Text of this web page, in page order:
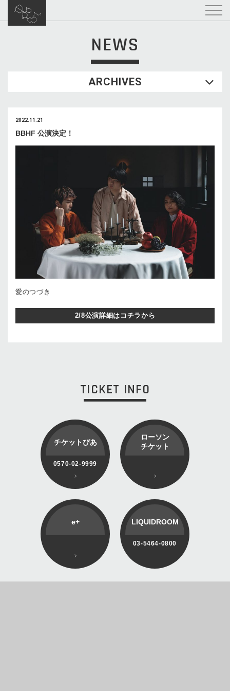
NEWS
ARCHIVES
2022.11.21
BBHF 公演決定！
愛のつづき
2/8公演詳細はコチラから
TICKET INFO
チケットぴあ
0570-02-9999
ローソン
チケット
e+ LIQUIDROOM
03-5464-0800